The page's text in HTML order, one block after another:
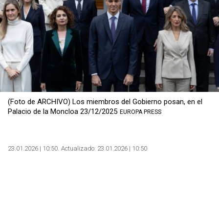
(Foto de ARCHIVO) Los miembros del Gobierno posan, en el
Palacio de la Moncloa 23/12/2025 EUROPA PRESS
23.01.2026 | 10:50 Actualizado: 23.01.2026 | 10:50